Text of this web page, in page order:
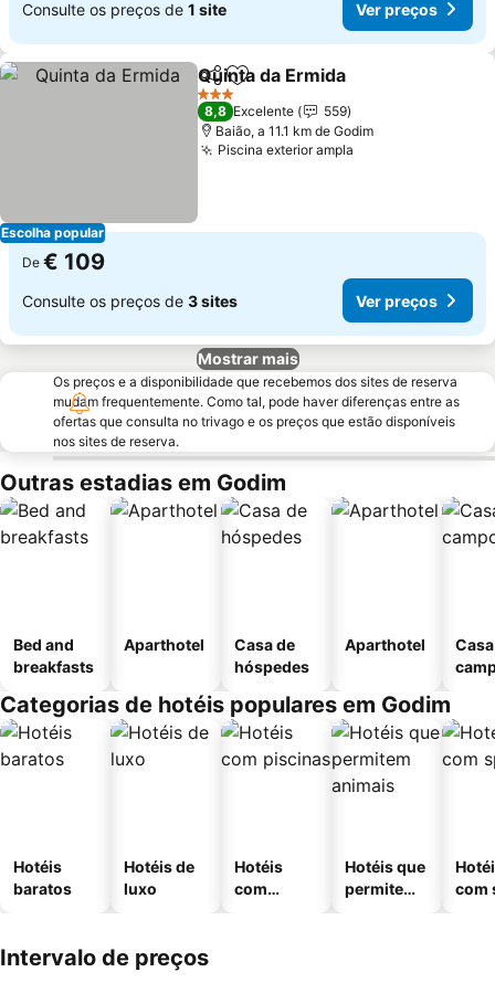
Consulte os preços de 1 site Ver preços
Escolha popular
PartilharAdicionar aos favoritos
Quinta da Ermida
3 Estrelas
8,8 Excelente
559
Baião, a 11.1 km de Godim
Piscina exterior ampla
De € 109
Consulte os preços de 3 sites Ver preços
Mostrar mais
Os preços e a disponibilidade que recebemos dos sites de reserva
mudam frequentemente. Como tal, pode haver diferenças entre as
ofertas que consulta no trivago e os preços que estão disponíveis
nos sites de reserva.
Outras estadias em Godim
Bed and
breakfasts
Aparthotel
Casa de
hóspedes
Aparthotel
Categorias de hotéis populares em Godim
Hotéis
baratos
Hotéis de
luxo
Hotéis
com
Hotéis que
permitem
com
Intervalo de preços